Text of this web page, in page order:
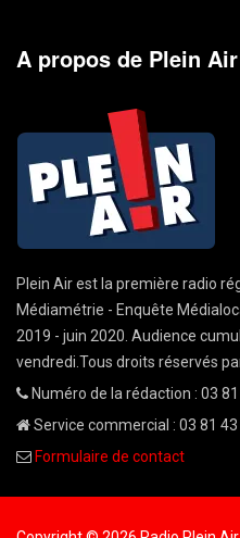
A propos de Plein Air
Plein Air est la première radio
Médiamétrie - Enquête
2019 - juin 2020. Audience
vendredi.Tous droits réservés
Numéro de la rédaction : 03
Service commercial : 03 81 43
Formulaire de contact